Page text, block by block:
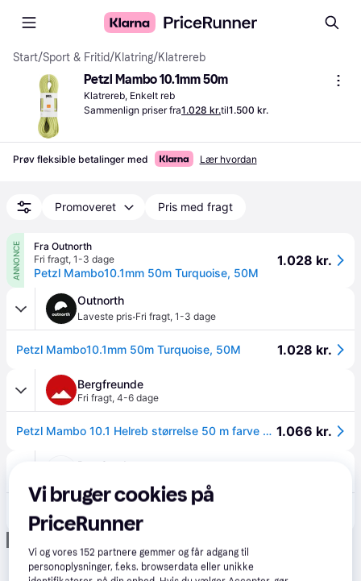
Start/Sport & Fritid/Klatring/Klatrereb
Petzl Mambo 10.1mm 50m
Klatrereb, Enkelt reb
Sammenlign priser fra1.028 kr.til1.500 kr.
Prøv fleksible betalinger med Lær hvordan
Promoveret Pris med fragt
ANNONCE
Fra Outnorth
Fri fragt, 1-3 dage
Petzl Mambo10.1mm 50m Turquoise, 50M
1.028 kr.
Outnorth
Laveste pris·Fri fragt, 1-3 dage
Petzl Mambo10.1mm 50m Turquoise, 50M 1.028 kr.
Bergfreunde
Fri fragt, 4-6 dage
Petzl Mambo 10.1 Helreb størrelse 50 m farve grøn/hvid 1.066 kr.
Pro-Outdoor
Petzl Mambo 10,1 mm - 50 meter, Turquoise
Vi bruger cookies på
PriceRunner
Vi og vores152 partnere gemmer og får adgang til
personoplysninger, f.eks. browserdata eller unikke